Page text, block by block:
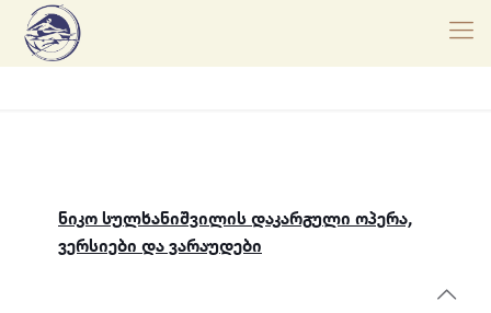
ნიკო სულხანიშვილის დაკარგული ოპერა,
ვერსიები და ვარაუდები